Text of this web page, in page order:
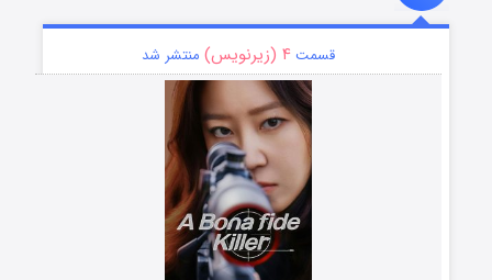
قسمت۴ (زیرنویس) منتشر شد